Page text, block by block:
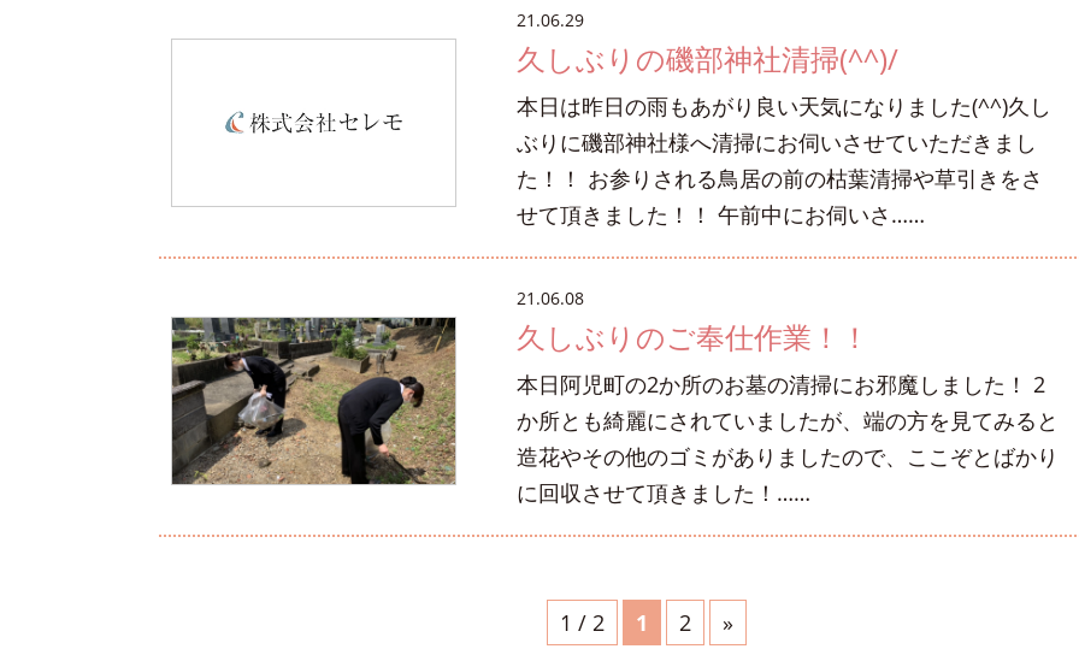
21.06.29
久しぶりの磯部神社清掃(^^)/
本日は昨日の雨もあがり良い天気になりました(^^)久し
ぶりに磯部神社様へ清掃にお伺いさせていただきまし
た！！ お参りされる鳥居の前の枯葉清掃や草引きをさ
せて頂きました！！ 午前中にお伺いさ……
21.06.08
久しぶりのご奉仕作業！！
本日阿児町の2か所のお墓の清掃にお邪魔しました！ 2
か所とも綺麗にされていましたが、端の方を見てみると
造花やその他のゴミがありましたので、ここぞとばかり
に回収させて頂きました！……
1 / 2 1 2 »